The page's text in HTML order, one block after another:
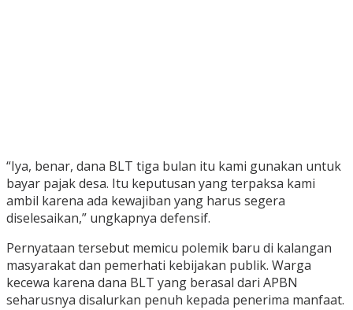
“Iya, benar, dana BLT tiga bulan itu kami gunakan untuk
bayar pajak desa. Itu keputusan yang terpaksa kami
ambil karena ada kewajiban yang harus segera
diselesaikan,” ungkapnya defensif.
Pernyataan tersebut memicu polemik baru di kalangan
masyarakat dan pemerhati kebijakan publik. Warga
kecewa karena dana BLT yang berasal dari APBN
seharusnya disalurkan penuh kepada penerima manfaat.